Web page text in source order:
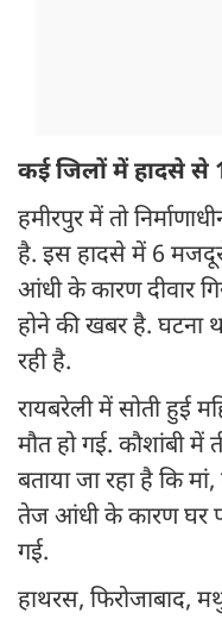
कई जिलों में हादसे से
हमीरपुर में तो
है. इस हादसे में 6
आंधी के कारण दीवार
होने की खबर है. घटना
रही है.
रायबरेली में सोती हुई
मौत हो गई. कौशांबी में
बताया जा रहा है कि
तेज आंधी के कारण घर
गई.
हाथरस, फिरोजाबाद,